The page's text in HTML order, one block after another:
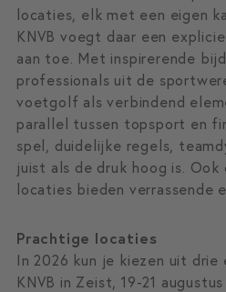
locaties, elk met een eigen
KNVB voegt daar een
aan toe. Met inspirerende
professionals uit de
voetgolf als verbindend
parallel tussen topsport en
spel, duidelijke regels,
juist als de druk hoog is.
locaties bieden verrassende
Prachtige locaties
In 2026 kun je kiezen uit drie
KNVB in Zeist, 19-21